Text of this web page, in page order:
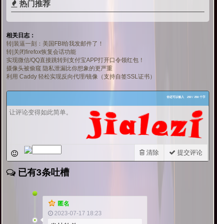
热门推荐
相关日志：
转|装逼一刻：美国FBI给我发邮件了！
转|关闭firefox恢复会话功能
实现微信/QQ直接跳转到支付宝APP打开口令领红包！
摄像头被偷窥 隐私泄漏比你想象的更严重
利用 Caddy 轻松实现反向代理/镜像（支持自签SSL证书）
你还可以输入 250/ 250 个字
提交评论
清除
已有3条吐槽
匿名
2023-07-17 18:23